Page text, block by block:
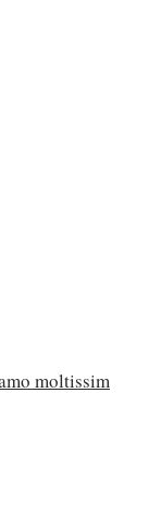
moltissim